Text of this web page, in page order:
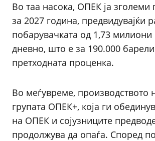
Во таа насока, ОПЕК ја зголеми
за 2027 година, предвидувајќи
побарувачката од 1,73 милиони
дневно, што е за 190.000
претходната проценка.
Во меѓувреме, производството
групата ОПЕК+, која ги
на ОПЕК и сојузниците
продолжува да опаѓа. Според